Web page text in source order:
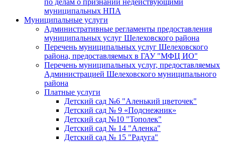
муниципальных НПА
Муниципальные услуги
Административные регламенты предоставления
муниципальных услуг Шелеховского района
Перечень муниципальных услуг Шелеховского
района, предоставляемых в ГАУ "МФЦ ИО"
Перечень муниципальных услуг, предоставляемых
Администрацией Шелеховского муниципального
района
Платные услуги
Детский сад №6 "Аленький цветочек"
Детский сад № 9 «Подснежник»
Детский сад №10 "Тополек"
Детский сад № 14 "Аленка"
Детский сад № 15 "Радуга"